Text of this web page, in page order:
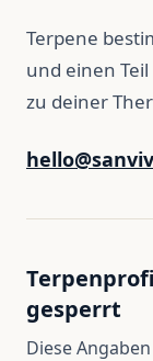
Terpene
und einen
zu deiner
gesperrt
Diese